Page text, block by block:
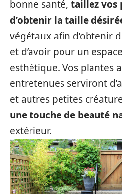
bonne santé, taillez vos
d’obtenir la taille
végétaux afin d’obtenir
et d’avoir pour un
esthétique. Vos plantes
entretenues serviront
et autres petites
une touche de beauté
extérieur.